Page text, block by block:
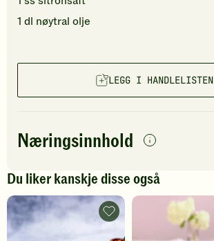
1 dl nøytral olje
LEGG I HANDLELISTEN
Næringsinnhold
per porsjon
Navn på
næringsstoffetantall
Energi
Fett
Du liker kanskje disse også
Sandwich
med
tonkatsu